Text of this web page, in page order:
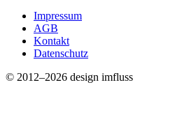
Impressum
AGB
Kontakt
Datenschutz
© 2012–2026 design imfluss